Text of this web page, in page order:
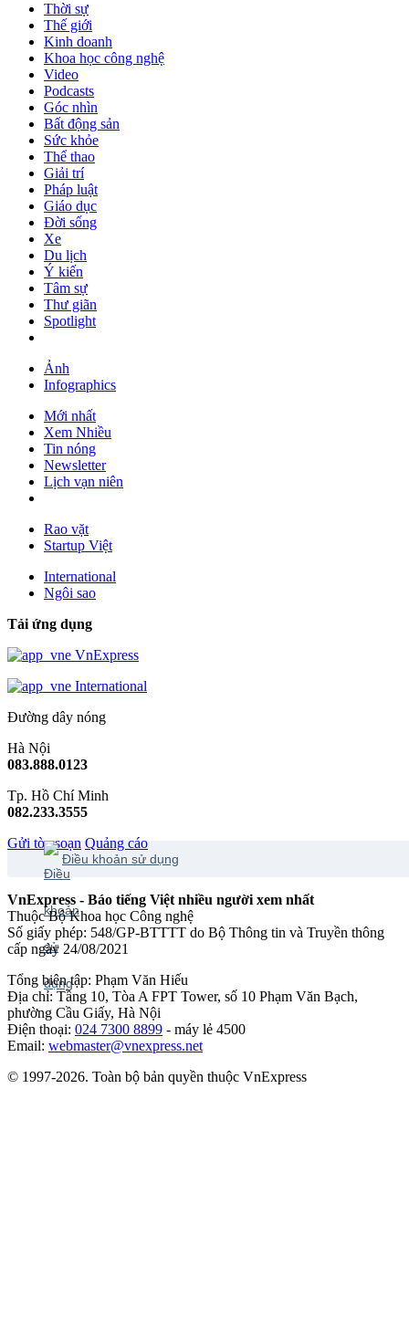
Thời sự
Thế giới
Kinh doanh
Khoa học công nghệ
Video
Podcasts
Góc nhìn
Bất động sản
Sức khỏe
Thể thao
Giải trí
Pháp luật
Giáo dục
Đời sống
Xe
Du lịch
Ý kiến
Tâm sự
Thư giãn
Spotlight
Ảnh
Infographics
Mới nhất
Xem Nhiều
Tin nóng
Newsletter
Lịch vạn niên
Rao vặt
Startup Việt
International
Ngôi sao
Tải ứng dụng
VnExpress
International
Đường dây nóng
Hà Nội
083.888.0123
Tp. Hồ Chí Minh
082.233.3555
Gửi tòa soạn Quảng cáo
Điều khoản sử dụng
VnExpress - Báo tiếng Việt nhiều người xem nhất
Thuộc Bộ Khoa học Công nghệ
Số giấy phép: 548/GP-BTTTT do Bộ Thông tin và Truyền thông
cấp ngày 24/08/2021
Tổng biên tập: Phạm Văn Hiếu
Địa chỉ: Tầng 10, Tòa A FPT Tower, số 10 Phạm Văn Bạch,
phường Cầu Giấy, Hà Nội
Điện thoại: 024 7300 8899 - máy lẻ 4500
Email: webmaster@vnexpress.net
© 1997-2026. Toàn bộ bản quyền thuộc VnExpress